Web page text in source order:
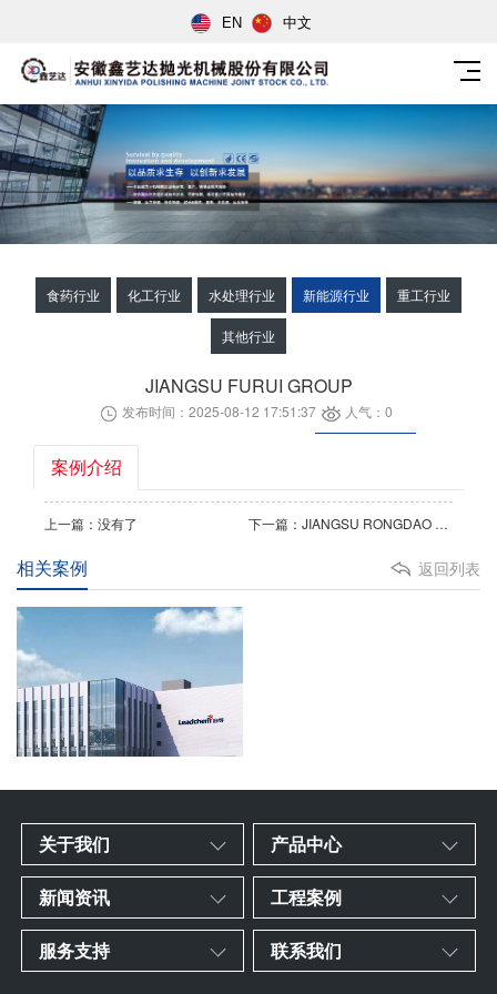
EN 中文
食药行业 化工行业 水处理行业 新能源行业 重工行业
其他行业
JIANGSU FURUI GROUP
发布时间：2025-08-12 17:51:37 人气：0
案例介绍
上一篇：没有了 下一篇：JIANGSU RONGDAO SEMICONDUCTOR
返回列表
相关案例
关于我们 产品中心
新闻资讯 工程案例
服务支持 联系我们